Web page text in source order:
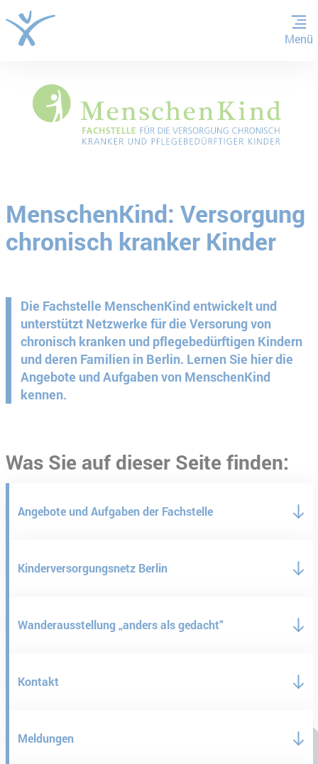
ZUM HAUPTINHALT SPRINGEN
ZUR SUCHE SPRINGEN
Menü
MenschenKind: Versorgung
chronisch kranker Kinder
Die Fachstelle MenschenKind entwickelt und
unterstützt Netzwerke für die Versorung von
chronisch kranken und pflegebedürftigen Kindern
und deren Familien in Berlin. Lernen Sie hier die
Angebote und Aufgaben von MenschenKind
kennen.
Was Sie auf dieser Seite finden:
Angebote und Aufgaben der Fachstelle
Kinderversorgungsnetz Berlin
Wanderausstellung „anders als gedacht“
Kontakt
Meldungen